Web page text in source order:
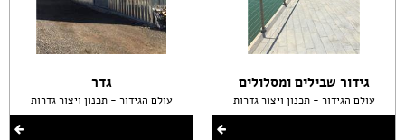
גידור שבילים ומסלולים
עולם הגידור - תכנון ויצור גדרות
גדר
עולם הגידור - תכנון ויצור גדרות